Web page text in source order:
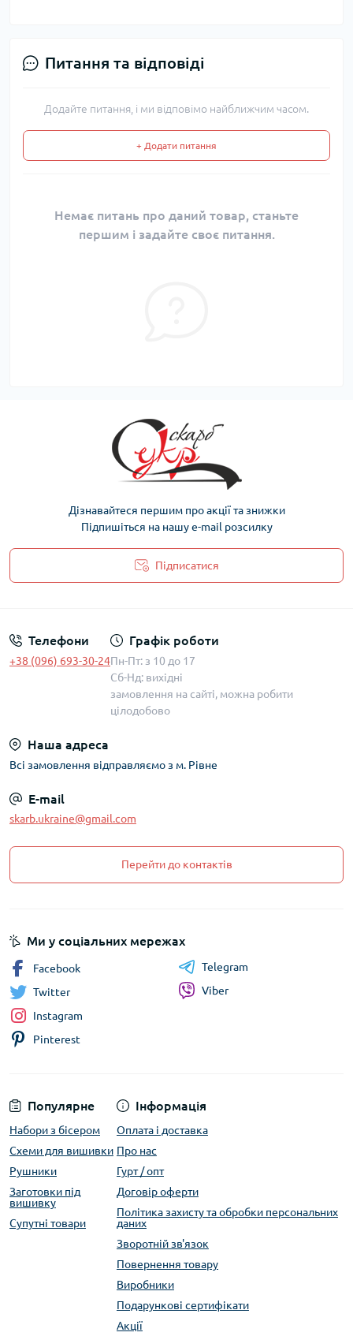
Питання та відповіді
Додайте питання, і ми відповімо найближчим часом.
+ Додати питання
Немає питань про даний товар, станьте
першим і задайте своє питання.
Дізнавайтеся першим про акції та знижки
Підпишіться на нашу e-mail розсилку
Підписатися
Телефони
+38 (096) 693-30-24
Графік роботи
Пн-Пт: з 10 до 17
Сб-Нд: вихідні
замовлення на сайті, можна робити
цілодобово
Наша адреса
Всі замовлення відправляємо з м. Рівне
E-mail
skarb.ukraine@gmail.com
Перейти до контактів
Популярне
Набори з бісером
Схеми для вишивки
Рушники
Заготовки під
вишивку
Супутні товари
Інформація
Оплата і доставка
Про нас
Гурт / опт
Договір оферти
Політика захисту та обробки персональних
даних
Зворотній зв'язок
Повернення товару
Виробники
Подарункові сертифікати
Акції
Ми у соціальних мережах
Facebook
Twitter
Instagram
Pinterest
Telegram
Viber